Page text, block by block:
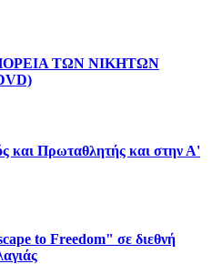
ΠΟΡΕΙΑ ΤΩΝ ΝΙΚΗΤΩΝ
και Πρωταθλητής και στην Α'
to Freedom" σε διεθνή